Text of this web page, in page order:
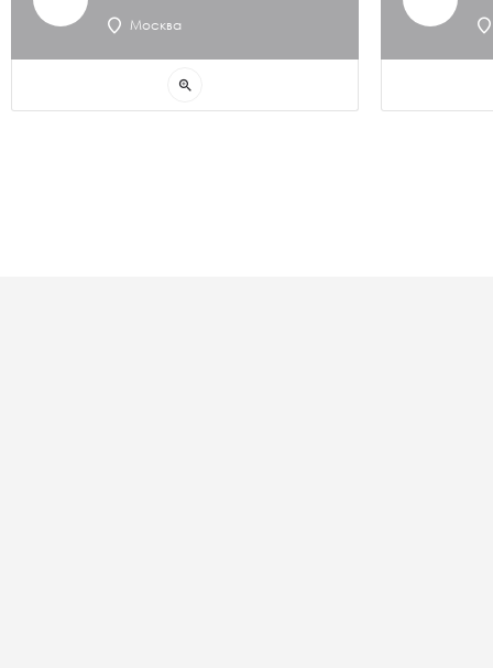
Москва
zoom_in